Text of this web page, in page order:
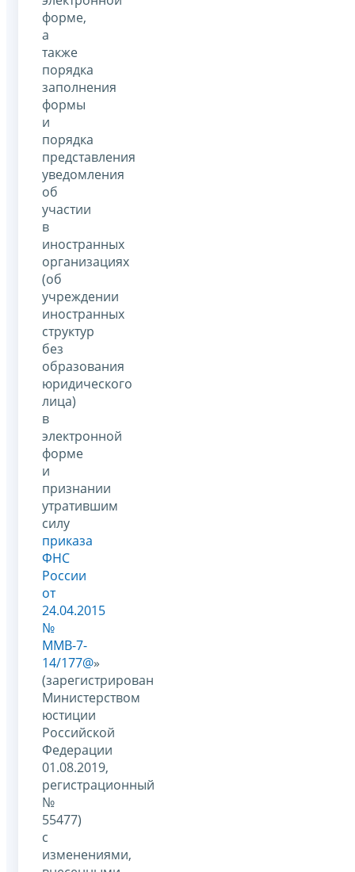
форме,
а
также
порядка
заполнения
формы
и
порядка
представления
уведомления
об
участии
в
иностранных
организациях
(об
учреждении
иностранных
структур
без
образования
юридического
лица)
в
электронной
форме
и
признании
утратившим
силу
приказа
ФНС
России
от
24.04.2015
№
ММВ-7-
14/177@»
(зарегистрирован
Министерством
юстиции
Российской
Федерации
01.08.2019,
регистрационный
№
55477)
с
изменениями,